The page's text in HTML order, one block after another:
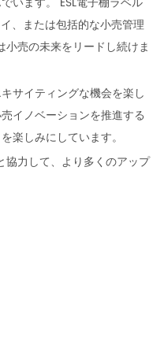
、または包括的な小売管理
売の未来をリードし続けま
サイティングな機会を楽し
イノベーションを推進する
楽しみにしています。
協力して、より多くのアップ